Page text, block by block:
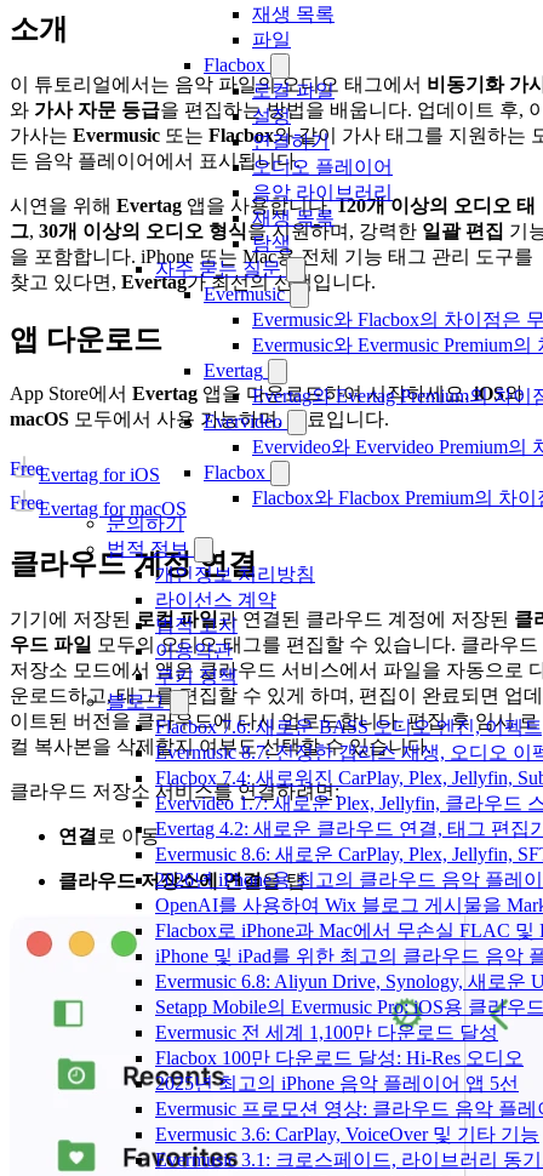
재생 목록
파일
Flacbox
로컬 파일
설정
연결하기
오디오 플레이어
음악 라이브러리
재생 목록
탐색
자주 묻는 질문
Evermusic
Evermusic와 Flacbox의 차이점은
Evermusic와 Evermusic Premium의
Evertag
Evertag와 Evertag Premium의 차
Evervideo
Evervideo와 Evervideo Premium의
Flacbox
Flacbox와 Flacbox Premium의 차
문의하기
법적 정보
개인정보 처리방침
라이선스 계약
법적 고지
이용약관
쿠키 정책
블로그
Flacbox 7.6: 새로운 BASS 오디오 엔진, 이펙
Evermusic 8.7: 진정한 갭리스 재생, 오디오
Flacbox 7.4: 새로워진 CarPlay, Plex, Jellyfin,
Evervideo 1.7: 새로운 Plex, Jellyfin, 클라우드
Evertag 4.2: 새로운 클라우드 연결, 태그 편집
Evermusic 8.6: 새로운 CarPlay, Plex, Jellyfin,
2026년 iPhone용 최고의 클라우드 음악 플레
OpenAI를 사용하여 Wix 블로그 게시물을
Flacbox로 iPhone과 Mac에서 무손실 FLAC 및
iPhone 및 iPad를 위한 최고의 클라우드 음악
Evermusic 6.8: Aliyun Drive, Synology, 새로운
Setapp Mobile의 Evermusic Pro: iOS용 클라우
Evermusic 전 세계 1,100만 다운로드 달성
Flacbox 100만 다운로드 달성: Hi-Res 오디오
2025년 최고의 iPhone 음악 플레이어 앱 5선
Evermusic 프로모션 영상: 클라우드 음악 플레
Evermusic 3.6: CarPlay, VoiceOver 및 기타 기능
Evermusic 3.1: 크로스페이드, 라이브러리 동
소개
이 튜토리얼에서는 음악 파일의 오디오 태그에서 비동기화 가
와 가사 자문 등급을 편집하는 방법을 배웁니다. 업데이트 후,
가사는 Evermusic 또는 Flacbox와 같이 가사 태그를 지원하는
든 음악 플레이어에서 표시됩니다.
시연을 위해 Evertag 앱을 사용합니다.120개 이상의 오디오 태
그, 30개 이상의 오디오 형식을 지원하며, 강력한 일괄 편집 기
을 포함합니다. iPhone 또는 Mac용 전체 기능 태그 관리 도구를
찾고 있다면, Evertag가 최선의 선택입니다.
앱 다운로드
App Store에서 Evertag 앱을 다운로드하여 시작하세요.iOS와
macOS 모두에서 사용 가능하며, 무료입니다.
Evertag for iOS
Free
Evertag for macOS
Free
클라우드 계정 연결
기기에 저장된 로컬 파일과 연결된 클라우드 계정에 저장된 클
우드 파일 모두의 오디오 태그를 편집할 수 있습니다. 클라우드
저장소 모드에서 앱은 클라우드 서비스에서 파일을 자동으로
운로드하고, 태그를 편집할 수 있게 하며, 편집이 완료되면 업데
이트된 버전을 클라우드에 다시 업로드합니다. 편집 후 임시 로
컬 복사본을 삭제할지 여부도 선택할 수 있습니다.
클라우드 저장소 서비스를 연결하려면:
연결 로 이동
클라우드 저장소에 연결을 탭